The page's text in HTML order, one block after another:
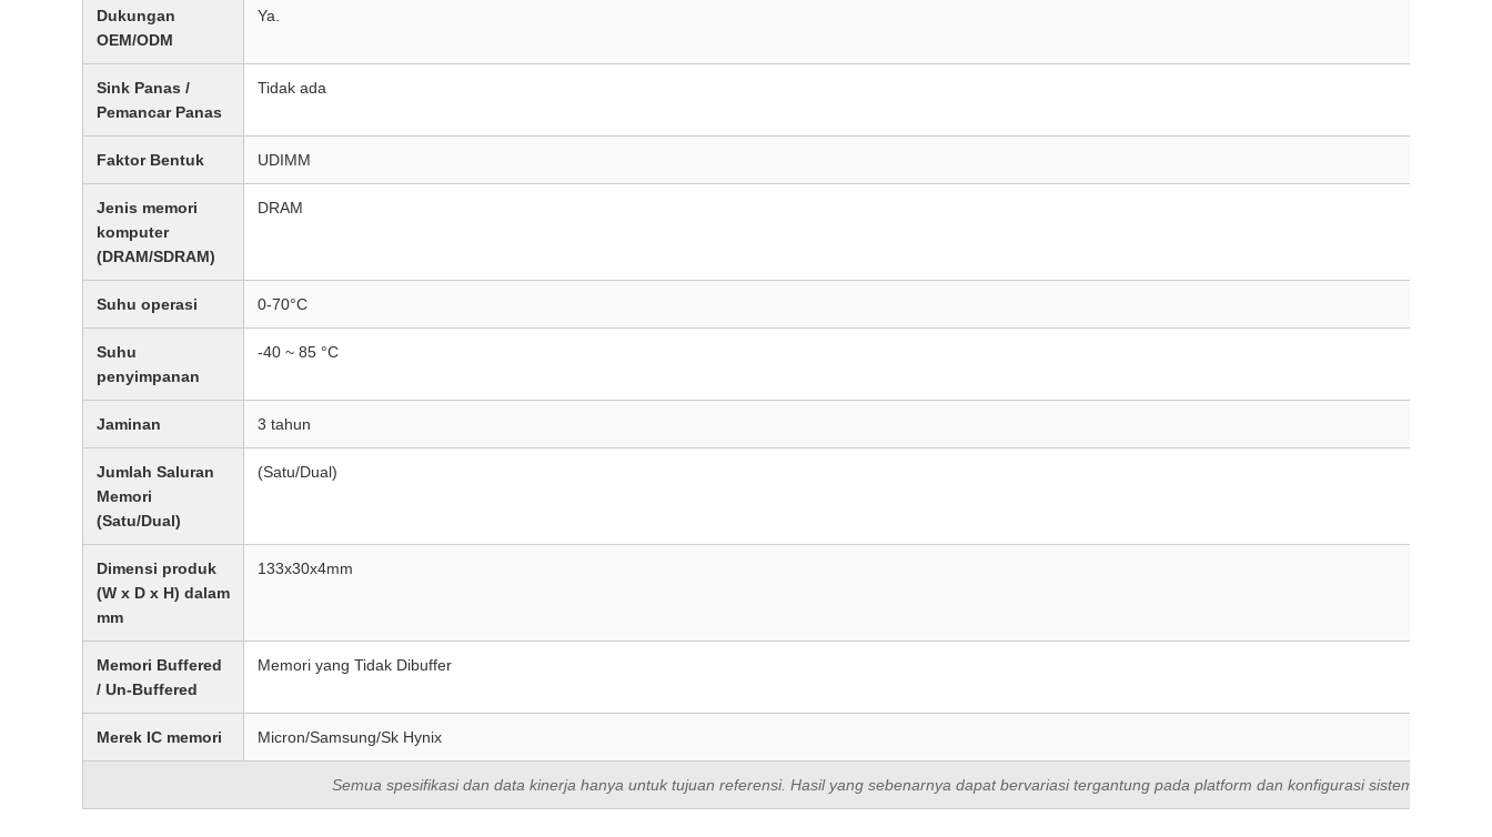
Dukungan
OEM/ODM
Ya.
Sink Panas /
Pemancar Panas
Tidak ada
Faktor Bentuk UDIMM
Jenis memori
komputer
(DRAM/SDRAM)
DRAM
Suhu operasi 0-70°C
Suhu
penyimpanan
-40 ~ 85 °C
Jaminan 3 tahun
Jumlah Saluran
Memori
(Satu/Dual)
(Satu/Dual)
Dimensi produk
(W x D x H) dalam
mm
133x30x4mm
Memori Buffered
/ Un-Buffered
Memori yang Tidak Dibuffer
Merek IC memori Micron/Samsung/Sk Hynix
Semua spesifikasi dan data kinerja hanya untuk tujuan referensi. Hasil yang sebenarnya dapat bervariasi tergantung pada platform dan konfigurasi sistem.